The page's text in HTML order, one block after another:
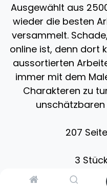
Ausgewählt aus
wieder die besten
versammelt.
online ist, denn dort
aussortierten
immer mit dem
Charakteren zu
207
3